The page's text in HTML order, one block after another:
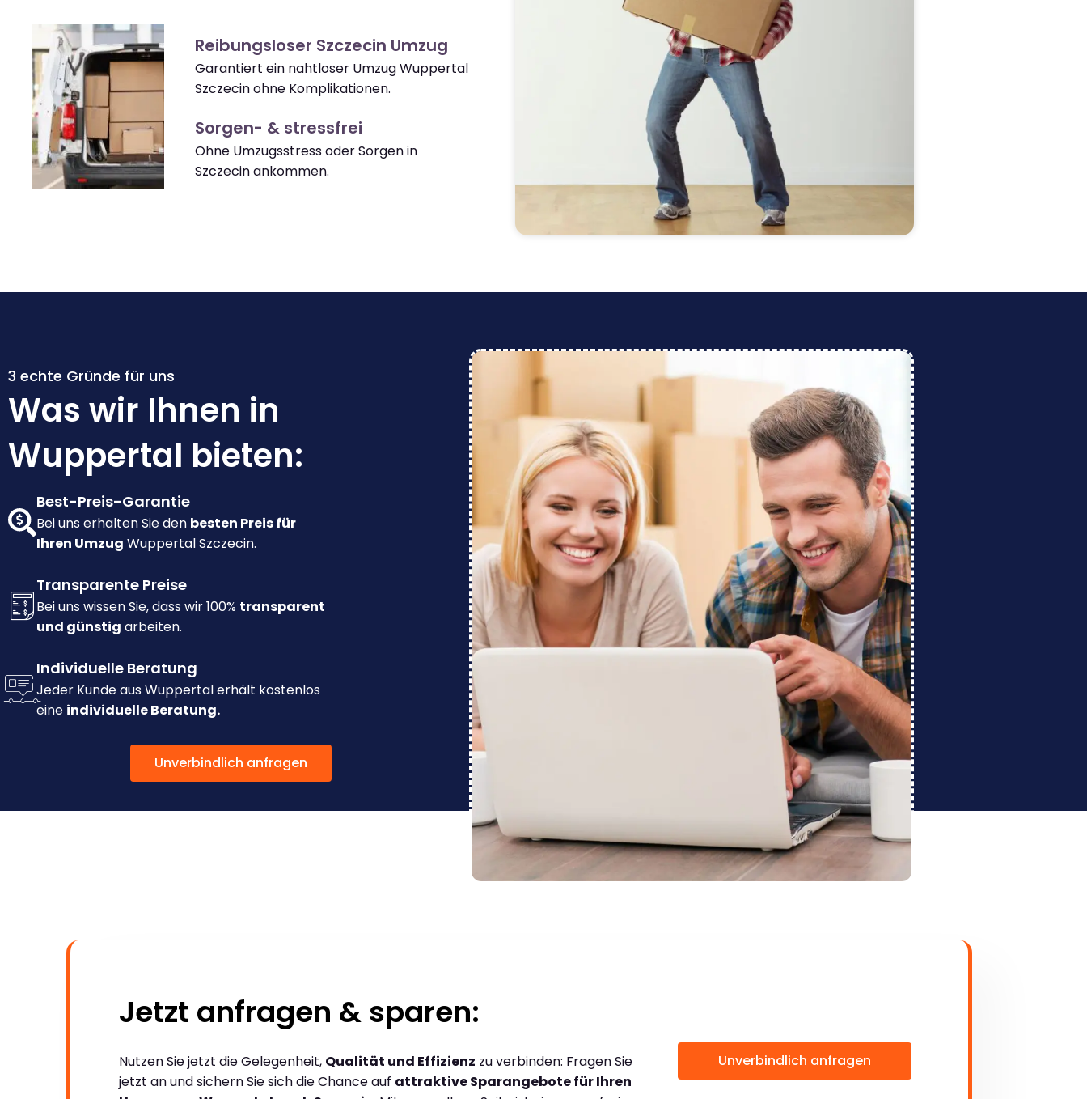
Reibungsloser Szczecin Umzug
Garantiert ein nahtloser Umzug Wuppertal
Szczecin ohne Komplikationen.
Sorgen- & stressfrei
Ohne Umzugsstress oder Sorgen in
Szczecin ankommen.
3 echte Gründe für uns
Was wir Ihnen in
Wuppertal bieten:
Best-Preis-Garantie
Bei uns erhalten Sie den besten Preis für
Ihren Umzug Wuppertal Szczecin.
Transparente Preise
Bei uns wissen Sie, dass wir 100% transparent
und günstig arbeiten.
Individuelle Beratung
Jeder Kunde aus Wuppertal erhält kostenlos
eine individuelle Beratung.
Unverbindlich anfragen
Jetzt anfragen & sparen:
Nutzen Sie jetzt die Gelegenheit, Qualität und Effizienz zu verbinden: Fragen Sie
jetzt an und sichern Sie sich die Chance auf attraktive Sparangebote für Ihren
Unverbindlich anfragen